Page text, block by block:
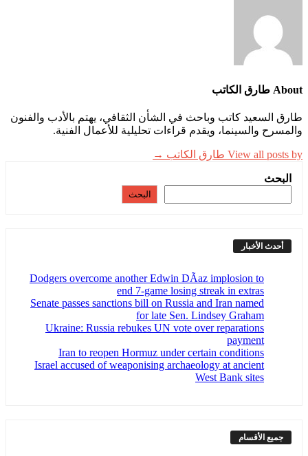
About طارق الكاتب
طارق السعيد كاتب وباحث في الشأن الثقافي، يهتم بالأدب والفنون
والمسرح والسينما، ويقدم قراءات تحليلية للأعمال الفنية.
View all posts by طارق الكاتب →
البحث
البحث
أحدث الأخبار
Dodgers overcome another Edwin DÃ­az implosion to
end 7-game losing streak in extras
Senate passes sanctions bill on Russia and Iran named
for late Sen. Lindsey Graham
Ukraine: Russia rebukes UN vote over reparations
payment
Iran to reopen Hormuz under certain conditions
Israel accused of weaponising archaeology at ancient
West Bank sites
جميع الأقسام